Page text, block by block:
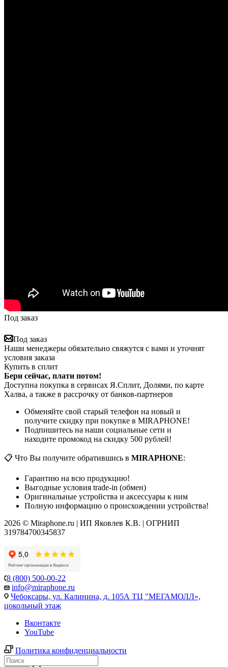
Под заказ
Под заказ
Наши менеджеры обязательно свяжутся с вами и уточнят
условия заказа
Купить в сплит
Бери сейчас, плати потом!
Доступна покупка в сервисах Я.Сплит, Долями, по карте
Халва, а также в рассрочку от банков-партнеров
Обменяйте свой старый телефон на новый и
получите скидку при покупке в MIRAPHONE!
Подпишитесь на наши социальные сети и
находите промокод на скидку 500 рублей!
📋 Что Вы получите обратившись в MIRAPHONE:
Гарантию на всю продукцию!
Выгодные условия trade-in (обмен)
Оригинальные устройства и аксессуары к ним
Полную информацию о происхождении устройства!
2026 © Miraphone.ru | ИП Яковлев К.В. | ОГРНИП
319784700345837
8 (800) 500-00-22
info@miraphone.ru
Чебоксары, ул. Калинина, д. 105А ТЦ "МЕГАМОЛЛ»,
цокольный этаж
Вконтакте
YouTube
Политика конфиденциальности